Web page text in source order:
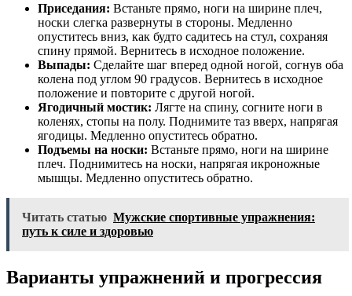
Приседания: Встаньте прямо, ноги на ширине плеч,
носки слегка развернуты в стороны. Медленно
опуститесь вниз, как будто садитесь на стул, сохраняя
спину прямой. Вернитесь в исходное положение.
Выпады: Сделайте шаг вперед одной ногой, согнув оба
колена под углом 90 градусов. Вернитесь в исходное
положение и повторите с другой ногой.
Ягодичный мостик: Лягте на спину, согните ноги в
коленях, стопы на полу. Поднимите таз вверх, напрягая
ягодицы. Медленно опуститесь обратно.
Подъемы на носки: Встаньте прямо, ноги на ширине
плеч. Поднимитесь на носки, напрягая икроножные
мышцы. Медленно опуститесь обратно.
Читать статью Мужские спортивные упражнения:
путь к силе и здоровью
Варианты упражнений и прогрессия